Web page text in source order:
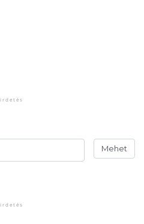
Mehet